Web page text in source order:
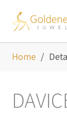
Home